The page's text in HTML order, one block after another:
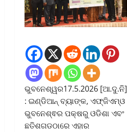
ଭୁବନେଶ୍ୱର17.5.2026 [ଆ.ଦୁ.ନି]
: ଇଣ୍ଡିଆନ୍ ବ୍ୟାଙ୍କ, ଏଫ୍‌ଜିଏମ୍‌ଓ
ଭୁବନେଶ୍ଵର ପକ୍ଷରୁ ଓଡିଶା ଏବଂ
ଛତିଶଗଡଠାରେ ଏହାର